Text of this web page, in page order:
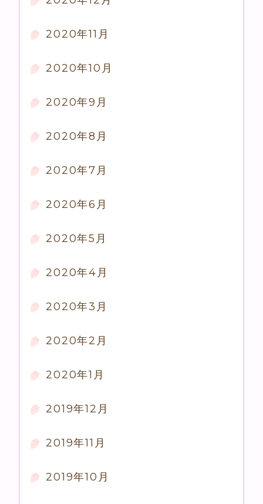
2020年11月
2020年10月
2020年9月
2020年8月
2020年7月
2020年6月
2020年5月
2020年4月
2020年3月
2020年2月
2020年1月
2019年12月
2019年11月
2019年10月